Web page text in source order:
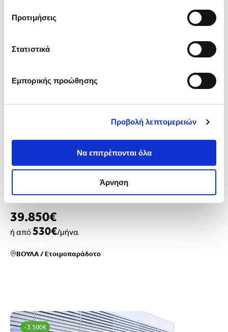
παραχωρήσει ή τις οποίες έχουν συλλέξει σε σχέση με
την από μέρους σας χρήση των υπηρεσιών τους.
Προτιμήσεις
Στατιστικά
Εμπορικής προώθησης
Προβολή λεπτομερειών
Να επιτρέπονται όλα
Άρνηση
AUDI Q5 (2020)
S-Line 55e Sunroof Leather
48.000km Αυτόματο Υβριδικό plug-in βενζίνη
39.850€
ή από530€/μήνα
ΒΟΥΛΑ/Ετοιμοπαράδοτο
-3.100€